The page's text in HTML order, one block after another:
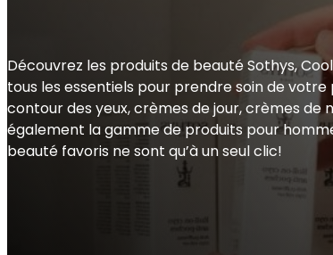
Découvrez les produits de beauté Sothys,
tous les essentiels pour prendre soin de
contour des yeux, crèmes de jour, crèmes
également la gamme de produits pour
beauté favoris ne sont qu’à un seul clic!